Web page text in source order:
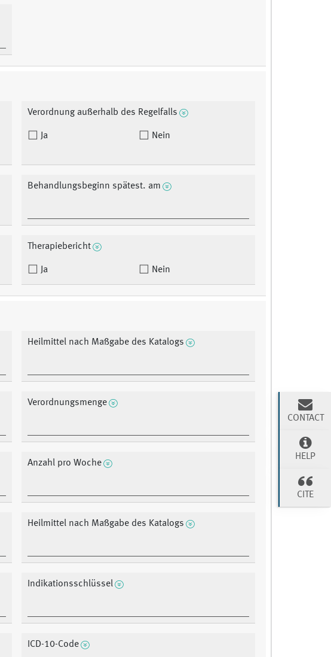
Verordnung außerhalb des Regelfalls
Ja Nein
Behandlungsbeginn spätest. am
Therapiebericht
Ja Nein
Heilmittel nach Maßgabe des Katalogs
Verordnungsmenge
Anzahl pro Woche
Heilmittel nach Maßgabe des Katalogs
Indikationsschlüssel
ICD-10-Code
CONTACT
HELP
CITE